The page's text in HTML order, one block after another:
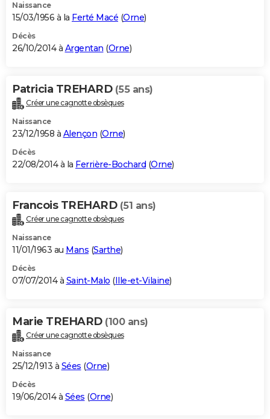
Naissance
15/03/1956 à la Ferté Macé (Orne)
Décès
26/10/2014 à Argentan (Orne)
Patricia TREHARD (55 ans)
Créer une cagnotte obsèques
Naissance
23/12/1958 à Alençon (Orne)
Décès
22/08/2014 à la Ferrière-Bochard (Orne)
Francois TREHARD (51 ans)
Créer une cagnotte obsèques
Naissance
11/01/1963 au Mans (Sarthe)
Décès
07/07/2014 à Saint-Malo (Ille-et-Vilaine)
Marie TREHARD (100 ans)
Créer une cagnotte obsèques
Naissance
25/12/1913 à Sées (Orne)
Décès
19/06/2014 à Sées (Orne)